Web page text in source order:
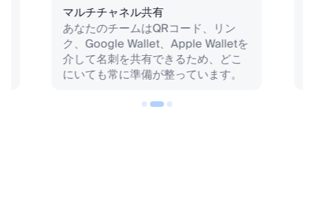
マルチチャネル共有
あなたのチームはQRコード、リン
ク、Google Wallet、Apple Walletを
介して名刺を共有できるため、どこ
にいても常に準備が整っています。